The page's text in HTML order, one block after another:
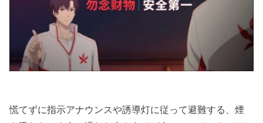
慌てずに指示アナウンスや誘導灯に従って避難する、煙